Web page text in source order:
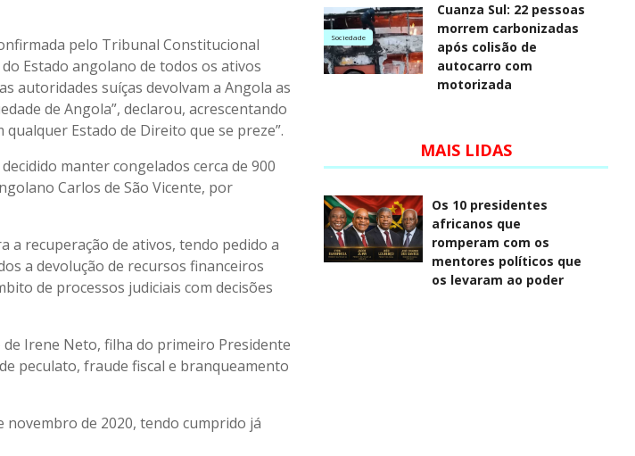
pelo Tribunal Constitucional
Estado angolano de todos os ativos
autoridades suíças devolvam a Angola as
de Angola”, declarou, acrescentando
Estado de Direito que se preze”.
manter congelados cerca de 900
Carlos de São Vicente, por
a recuperação de ativos, tendo pedido a
a devolução de recursos financeiros
de processos judiciais com decisões
Irene Neto, filha do primeiro Presidente
peculato, fraude fiscal e branqueamento
novembro de 2020, tendo cumprido já
Sociedade
Cuanza Sul: 22 pessoas
morrem carbonizadas
após colisão de
autocarro com
motorizada
MAIS LIDAS
Os 10 presidentes
africanos que
romperam com os
mentores políticos que
os levaram ao poder